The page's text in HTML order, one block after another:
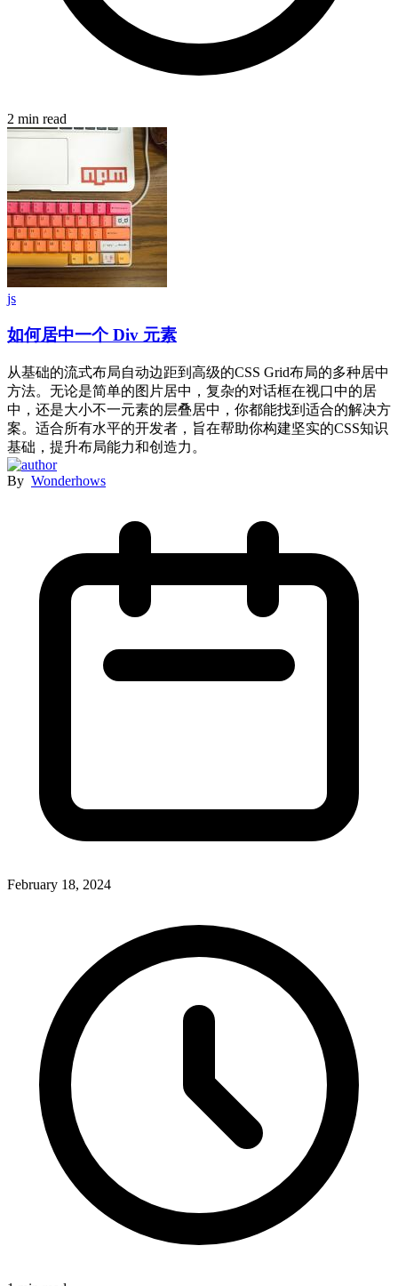
2 min read
js
如何居中一个 Div 元素
从基础的流式布局自动边距到高级的CSS Grid布局的多种居中
方法。无论是简单的图片居中，复杂的对话框在视口中的居
中，还是大小不一元素的层叠居中，你都能找到适合的解决方
案。适合所有水平的开发者，旨在帮助你构建坚实的CSS知识
基础，提升布局能力和创造力。
By Wonderhows
February 18, 2024